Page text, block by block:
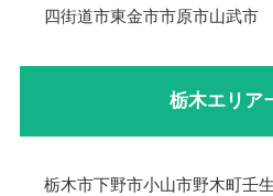
四街道市東金市市原市山武市
栃木エリア
栃木市下野市小山市野木町壬